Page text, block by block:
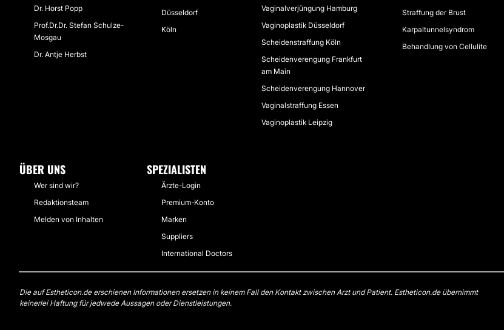
Dr. Horst Popp
Prof.Dr.Dr. Stefan Schulze-
Mosgau
Dr. Antje Herbst
Düsseldorf
Köln
Vaginalverjüngung Hamburg
Vaginoplastik Düsseldorf
Scheidenstraffung Köln
Scheidenverengung Frankfurt
am Main
Scheidenverengung Hannover
Vaginalstraffung Essen
Vaginoplastik Leipzig
Straffung der Brust
Karpaltunnelsyndrom
Behandlung von Cellulite
ÜBER UNS
Wer sind wir?
Redaktionsteam
Melden von Inhalten
SPEZIALISTEN
Ärzte-Login
Premium-Konto
Marken
Suppliers
International Doctors
Die auf Estheticon.de erschienen Informationen ersetzen in keinem Fall den Kontakt zwischen Arzt und Patient. Estheticon.de übernimmt
keinerlei Haftung für jedwede Aussagen oder Dienstleistungen.